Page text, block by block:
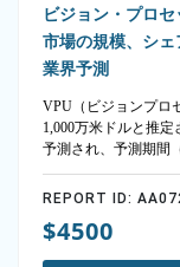
ビジョン・プロセ
市場の規模、シェ
業界予測
VPU（ビジョンプロ
1,000万米ドルと推定
予測され、予測期間
REPORT ID:
$4500